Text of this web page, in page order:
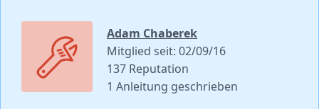
Adam Chaberek
Mitglied seit: 02/09/16
137 Reputation
1 Anleitung geschrieben